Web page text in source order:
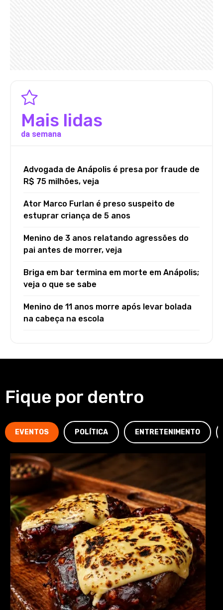
Mais lidas
da semana
Advogada de Anápolis é presa por fraude de
R$ 75 milhões, veja
Ator Marco Furlan é preso suspeito de
estuprar criança de 5 anos
Menino de 3 anos relatando agressões do
pai antes de morrer, veja
Briga em bar termina em morte em Anápolis;
veja o que se sabe
Menino de 11 anos morre após levar bolada
na cabeça na escola
Fique por dentro
EVENTOS POLÍTICA ENTRETENIMENTO